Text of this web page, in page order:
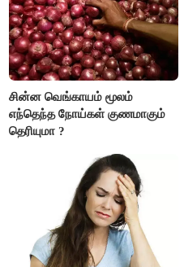
சின்ன வெங்காயம் மூலம்
எந்தெந்த நோய்கள் குணமாகும்
தெரியுமா ?